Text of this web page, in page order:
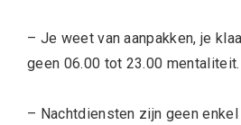
– Je weet van aanpakken, je
geen 06.00 tot 23.00 mentaliteit.
– Nachtdiensten zijn geen